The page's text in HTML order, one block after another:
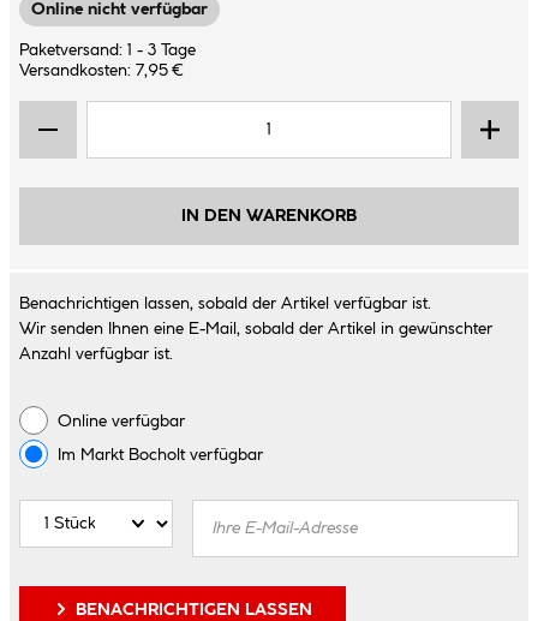
Online nicht verfügbar
Paketversand: 1 - 3 Tage
Versandkosten: 7,95 €
IN DEN WARENKORB
Benachrichtigen lassen, sobald der Artikel verfügbar ist.
Wir senden Ihnen eine E-Mail, sobald der Artikel in gewünschter
Anzahl verfügbar ist.
Online verfügbar
Im Markt Bocholtverfügbar
BENACHRICHTIGEN LASSEN